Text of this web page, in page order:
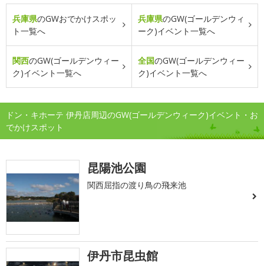
兵庫県のGWおでかけスポッ
ト一覧へ
兵庫県のGW(ゴールデンウィ
ーク)イベント一覧へ
関西のGW(ゴールデンウィー
ク)イベント一覧へ
全国のGW(ゴールデンウィー
ク)イベント一覧へ
ドン・キホーテ 伊丹店周辺のGW(ゴールデンウィーク)イベント・お
でかけスポット
昆陽池公園
関西屈指の渡り鳥の飛来池
伊丹市昆虫館